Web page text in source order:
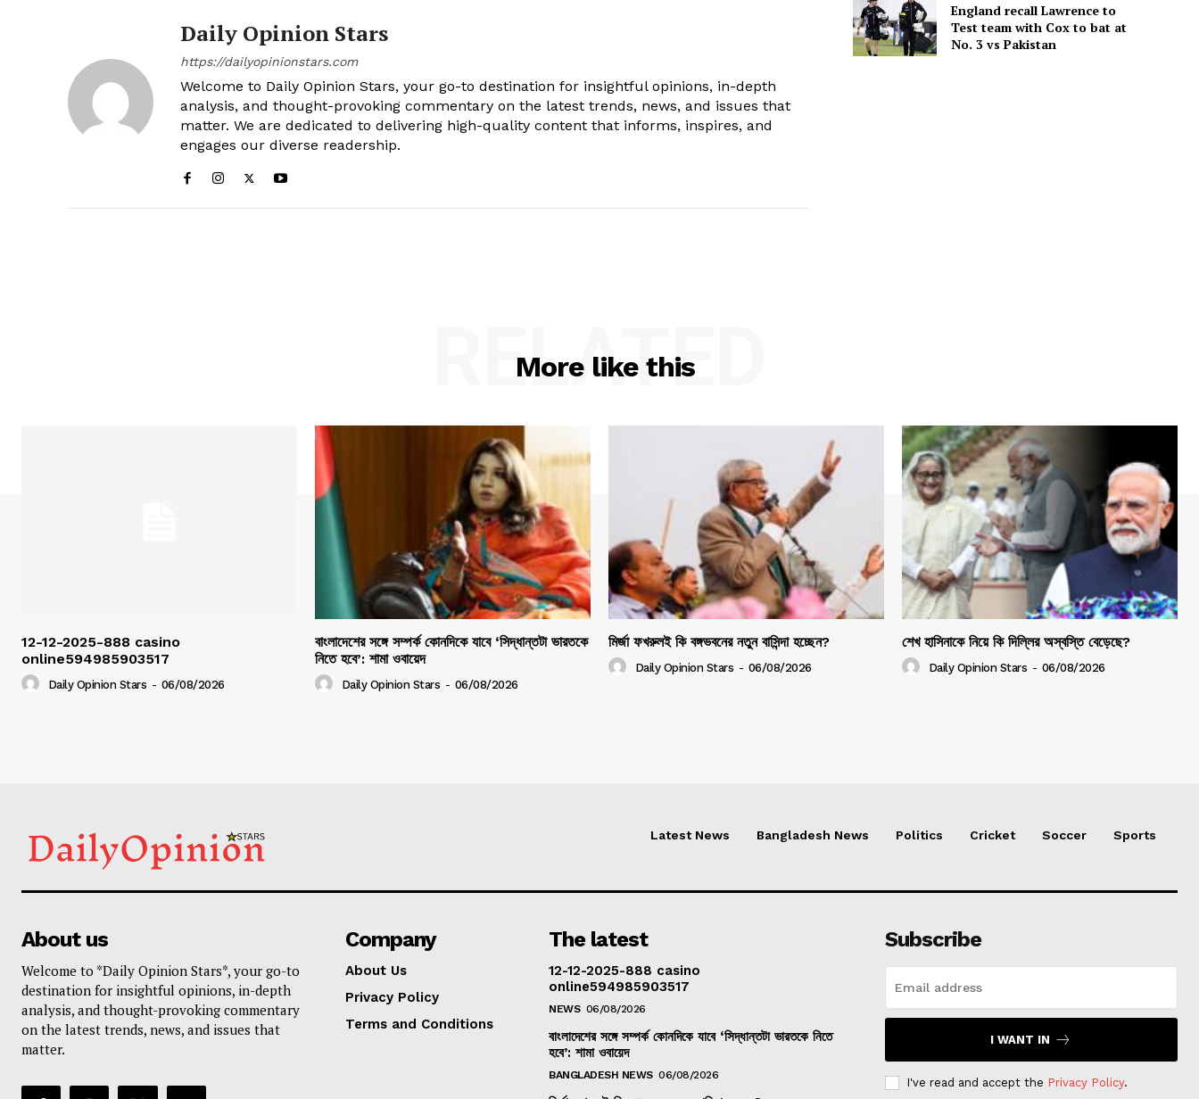
Daily Opinion Stars
https://dailyopinionstars.com
Welcome to Daily Opinion Stars, your go-to destination for insightful opinions, in-depth
analysis, and thought-provoking commentary on the latest trends, news, and issues that
matter. We are dedicated to delivering high-quality content that informs, inspires, and
engages our diverse readership.
England recall Lawrence to
Test team with Cox to bat at
No. 3 vs Pakistan
More like this
RELATED
12-12-2025-888 casino
online594985903517
Daily Opinion Stars - 06/08/2026
বাংলাদেশের সঙ্গে সম্পর্ক কোনদিকে যাবে ‘সিদ্ধান্তটা ভারতকে
নিতে হবে’: শামা ওবায়েদ
Daily Opinion Stars - 06/08/2026
মির্জা ফখরুলই কি বঙ্গভবনের নতুন বাসিন্দা হচ্ছেন?
Daily Opinion Stars - 06/08/2026
শেখ হাসিনাকে নিয়ে কি দিল্লির অস্বস্তি বেড়েছে?
Daily Opinion Stars - 06/08/2026
Latest News Bangladesh News Politics Cricket Soccer Sports
About us
Welcome to *Daily Opinion Stars*, your go-to
destination for insightful opinions, in-depth
analysis, and thought-provoking commentary
on the latest trends, news, and issues that
matter.
Company
About Us
Privacy Policy
Terms and Conditions
The latest
12-12-2025-888 casino
online594985903517
NEWS 06/08/2026
বাংলাদেশের সঙ্গে সম্পর্ক কোনদিকে যাবে ‘সিদ্ধান্তটা ভারতকে নিতে
হবে’: শামা ওবায়েদ
BANGLADESH NEWS 06/08/2026
Subscribe
I WANT IN
I've read and accept the Privacy Policy.